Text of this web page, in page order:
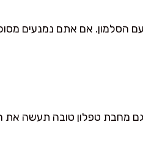
אם אתם נמנעים
מחבת טפלון טובה תעשה את